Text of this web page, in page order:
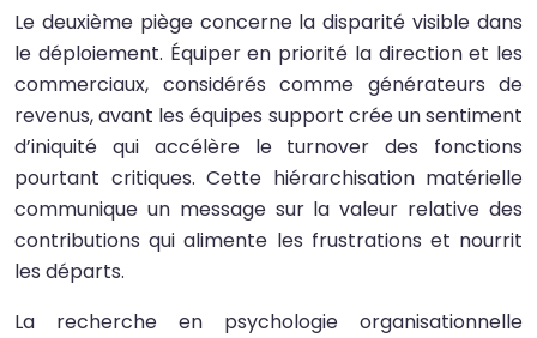
Le deuxième piège concerne la disparité visible dans
le déploiement. Équiper en priorité la direction et les
commerciaux, considérés comme générateurs de
revenus, avant les équipes support crée un sentiment
d’iniquité qui accélère le turnover des fonctions
pourtant critiques. Cette hiérarchisation matérielle
communique un message sur la valeur relative des
contributions qui alimente les frustrations et nourrit
les départs.
La recherche en psychologie organisationnelle